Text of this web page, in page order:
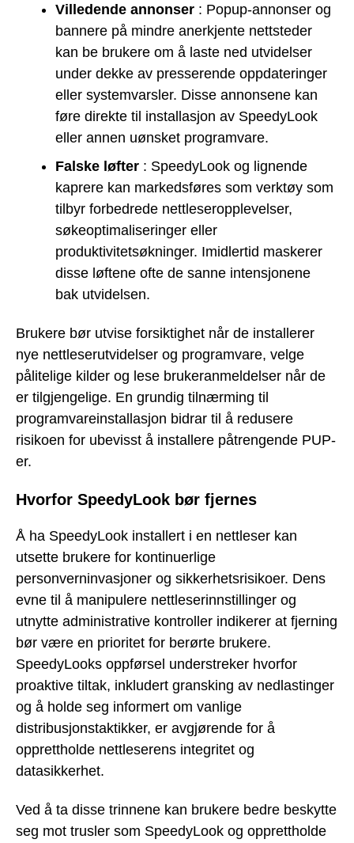
Villedende annonser : Popup-annonser og
bannere på mindre anerkjente nettsteder
kan be brukere om å laste ned utvidelser
under dekke av presserende oppdateringer
eller systemvarsler. Disse annonsene kan
føre direkte til installasjon av SpeedyLook
eller annen uønsket programvare.
Falske løfter : SpeedyLook og lignende
kaprere kan markedsføres som verktøy som
tilbyr forbedrede nettleseropplevelser,
søkeoptimaliseringer eller
produktivitetsøkninger. Imidlertid maskerer
disse løftene ofte de sanne intensjonene
bak utvidelsen.
Brukere bør utvise forsiktighet når de installerer
nye nettleserutvidelser og programvare, velge
pålitelige kilder og lese brukeranmeldelser når de
er tilgjengelige. En grundig tilnærming til
programvareinstallasjon bidrar til å redusere
risikoen for ubevisst å installere påtrengende PUP-
er.
Hvorfor SpeedyLook bør fjernes
Å ha SpeedyLook installert i en nettleser kan
utsette brukere for kontinuerlige
personverninvasjoner og sikkerhetsrisikoer. Dens
evne til å manipulere nettleserinnstillinger og
utnytte administrative kontroller indikerer at fjerning
bør være en prioritet for berørte brukere.
SpeedyLooks oppførsel understreker hvorfor
proaktive tiltak, inkludert gransking av nedlastinger
og å holde seg informert om vanlige
distribusjonstaktikker, er avgjørende for å
opprettholde nettleserens integritet og
datasikkerhet.
Ved å ta disse trinnene kan brukere bedre beskytte
seg mot trusler som SpeedyLook og opprettholde